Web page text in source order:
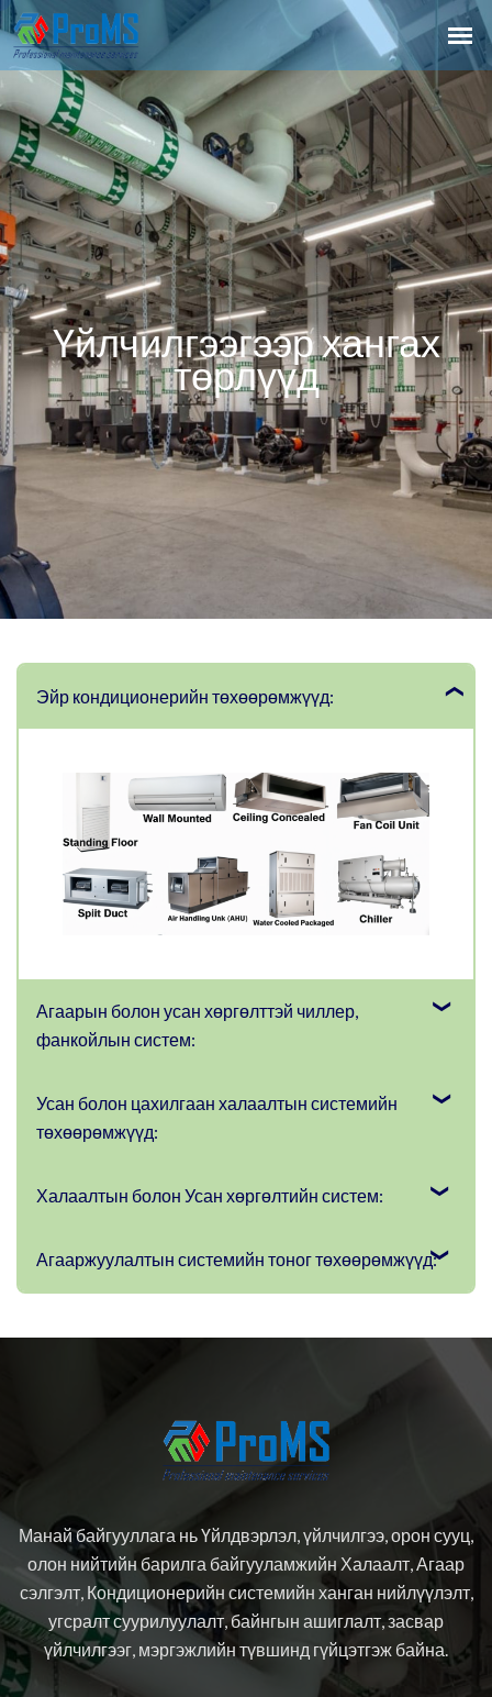
Үйлчилгээгээр хангах
төрлүүд
Эйр кондиционерийн төхөөрөмжүүд:
Агаарын болон усан хөргөлттэй чиллер,
фанкойлын систем:
Усан болон цахилгаан халаалтын системийн
төхөөрөмжүүд:
Халаалтын болон Усан хөргөлтийн систем:
Агааржуулалтын системийн тоног төхөөрөмжүүд:
Манай байгууллага нь Үйлдвэрлэл, үйлчилгээ, орон сууц,
олон нийтийн барилга байгууламжийн Халаалт, Агаар
сэлгэлт, Кондиционерийн системийн ханган нийлүүлэлт,
угсралт суурилуулалт, байнгын ашиглалт, засвар
үйлчилгээг, мэргэжлийн түвшинд гүйцэтгэж байна.